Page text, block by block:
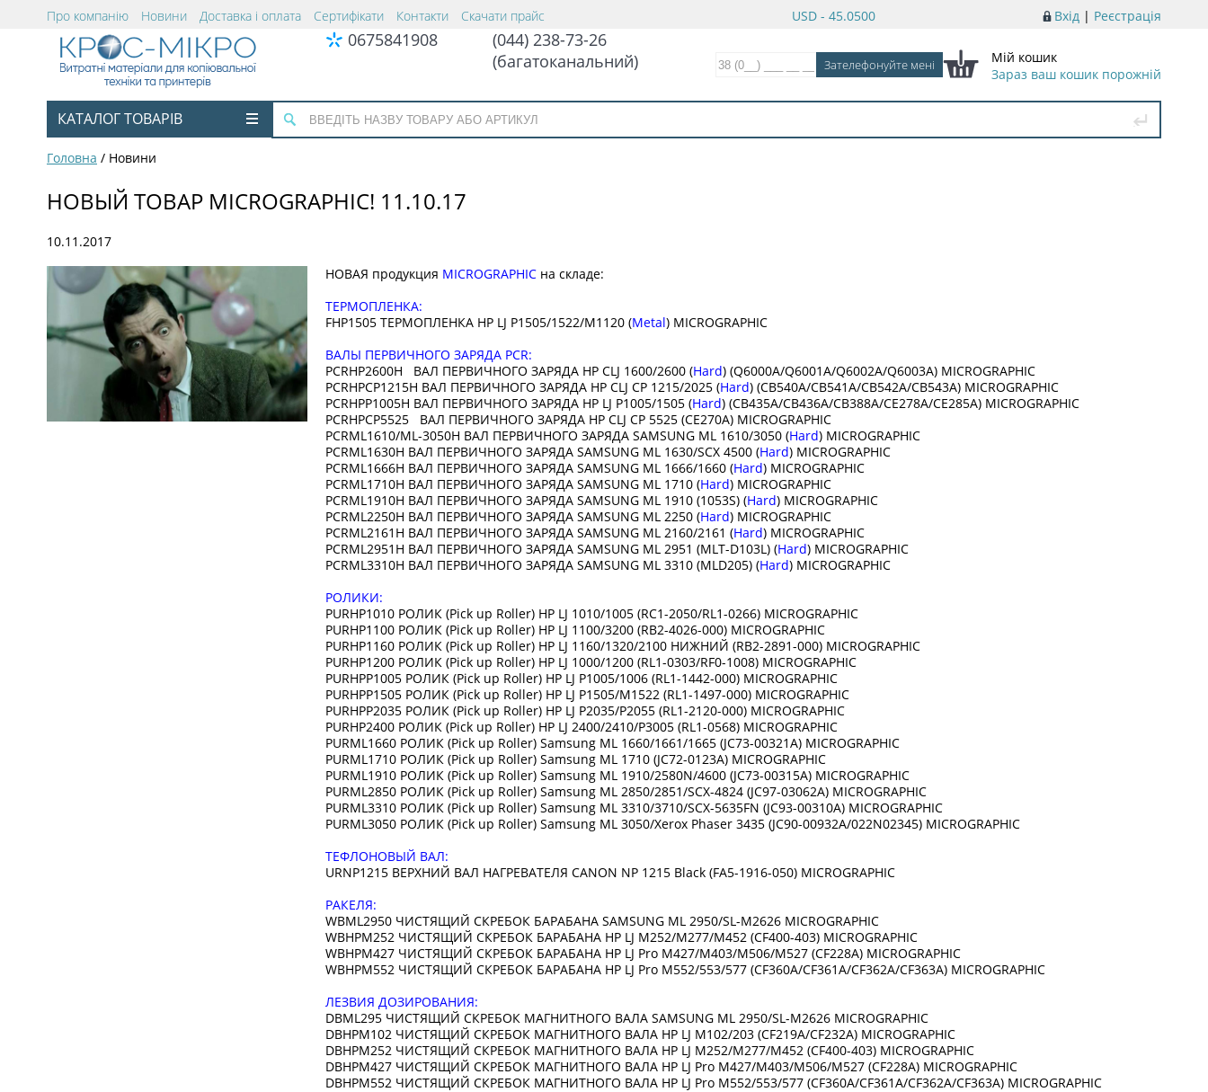
Вхід | Реєстрація
USD - 45.0500
Про компанію Новини Доставка і оплата Сертифікати Контакти Скачати прайс
0675841908
(044) 238-73-26
(багатоканальний)
Мій кошик
Зараз ваш кошик порожній
КАТАЛОГ ТОВАРІВ
Головна / Новини
НОВЫЙ ТОВАР MICROGRAPHIC! 11.10.17
10.11.2017
НОВАЯ продукция MICROGRAPHIC на складе:
ТЕРМОПЛЕНКА:
FHP1505 ТЕРМОПЛЕНКА HP LJ P1505/1522/M1120 (Metal) MICROGRAPHIC
ВАЛЫ ПЕРВИЧНОГО ЗАРЯДА PCR:
PCRHP2600H ВАЛ ПЕРВИЧНОГО ЗАРЯДА HP CLJ 1600/2600 (Hard) (Q6000A/Q6001A/Q6002A/Q6003A) MICROGRAPHIC
PCRHPCP1215H ВАЛ ПЕРВИЧНОГО ЗАРЯДА HP CLJ CP 1215/2025 (Hard) (CB540A/CB541A/CB542A/CB543A) MICROGRAPHIC
PCRHPP1005H ВАЛ ПЕРВИЧНОГО ЗАРЯДА HP LJ P1005/1505 (Hard) (CB435A/CB436A/CB388A/CE278A/CE285A) MICROGRAPHIC
PCRHPCP5525 ВАЛ ПЕРВИЧНОГО ЗАРЯДА HP CLJ CP 5525 (CE270A) MICROGRAPHIC
PCRML1610/ML-3050H ВАЛ ПЕРВИЧНОГО ЗАРЯДА SAMSUNG ML 1610/3050 (Hard) MICROGRAPHIC
PCRML1630H ВАЛ ПЕРВИЧНОГО ЗАРЯДА SAMSUNG ML 1630/SCX 4500 (Hard) MICROGRAPHIC
PCRML1666H ВАЛ ПЕРВИЧНОГО ЗАРЯДА SAMSUNG ML 1666/1660 (Hard) MICROGRAPHIC
PCRML1710H ВАЛ ПЕРВИЧНОГО ЗАРЯДА SAMSUNG ML 1710 (Hard) MICROGRAPHIC
PCRML1910H ВАЛ ПЕРВИЧНОГО ЗАРЯДА SAMSUNG ML 1910 (1053S) (Hard) MICROGRAPHIC
PCRML2250H ВАЛ ПЕРВИЧНОГО ЗАРЯДА SAMSUNG ML 2250 (Hard) MICROGRAPHIC
PCRML2161H ВАЛ ПЕРВИЧНОГО ЗАРЯДА SAMSUNG ML 2160/2161 (Hard) MICROGRAPHIC
PCRML2951H ВАЛ ПЕРВИЧНОГО ЗАРЯДА SAMSUNG ML 2951 (MLT-D103L) (Hard) MICROGRAPHIC
PCRML3310H ВАЛ ПЕРВИЧНОГО ЗАРЯДА SAMSUNG ML 3310 (MLD205) (Hard) MICROGRAPHIC
РОЛИКИ:
PURHP1010 РОЛИК (Pick up Roller) HP LJ 1010/1005 (RC1-2050/RL1-0266) MICROGRAPHIC
PURHP1100 РОЛИК (Pick up Roller) HP LJ 1100/3200 (RB2-4026-000) MICROGRAPHIC
PURHP1160 РОЛИК (Pick up Roller) HP LJ 1160/1320/2100 НИЖНИЙ (RB2-2891-000) MICROGRAPHIC
PURHP1200 РОЛИК (Pick up Roller) HP LJ 1000/1200 (RL1-0303/RF0-1008) MICROGRAPHIC
PURHPP1005 РОЛИК (Pick up Roller) HP LJ P1005/1006 (RL1-1442-000) MICROGRAPHIC
PURHPP1505 РОЛИК (Pick up Roller) HP LJ P1505/M1522 (RL1-1497-000) MICROGRAPHIC
PURHPP2035 РОЛИК (Pick up Roller) HP LJ P2035/P2055 (RL1-2120-000) MICROGRAPHIC
PURHP2400 РОЛИК (Pick up Roller) HP LJ 2400/2410/P3005 (RL1-0568) MICROGRAPHIC
PURML1660 РОЛИК (Pick up Roller) Samsung ML 1660/1661/1665 (JC73-00321A) MICROGRAPHIC
PURML1710 РОЛИК (Pick up Roller) Samsung ML 1710 (JC72-0123A) MICROGRAPHIC
PURML1910 РОЛИК (Pick up Roller) Samsung ML 1910/2580N/4600 (JC73-00315A) MICROGRAPHIC
PURML2850 РОЛИК (Pick up Roller) Samsung ML 2850/2851/SCX-4824 (JC97-03062A) MICROGRAPHIC
PURML3310 РОЛИК (Pick up Roller) Samsung ML 3310/3710/SCX-5635FN (JC93-00310A) MICROGRAPHIC
PURML3050 РОЛИК (Pick up Roller) Samsung ML 3050/Xerox Phaser 3435 (JC90-00932A/022N02345) MICROGRAPHIC
ТЕФЛОНОВЫЙ ВАЛ:
URNP1215 ВЕРХНИЙ ВАЛ НАГРЕВАТЕЛЯ CANON NP 1215 Black (FA5-1916-050) MICROGRAPHIC
РАКЕЛЯ:
WBML2950 ЧИСТЯЩИЙ СКРЕБОК БАРАБАНА SAMSUNG ML 2950/SL-M2626 MICROGRAPHIC
WBHPM252 ЧИСТЯЩИЙ СКРЕБОК БАРАБАНА HP LJ M252/M277/M452 (CF400-403) MICROGRAPHIC
WBHPM427 ЧИСТЯЩИЙ СКРЕБОК БАРАБАНА HP LJ Pro M427/M403/M506/M527 (CF228A) MICROGRAPHIC
WBHPM552 ЧИСТЯЩИЙ СКРЕБОК БАРАБАНА HP LJ Pro M552/553/577 (CF360A/CF361A/CF362A/CF363A) MICROGRAPHIC
ЛЕЗВИЯ ДОЗИРОВАНИЯ:
DBML295 ЧИСТЯЩИЙ СКРЕБОК МАГНИТНОГО ВАЛА SAMSUNG ML 2950/SL-M2626 MICROGRAPHIC
DBHPM102 ЧИСТЯЩИЙ СКРЕБОК МАГНИТНОГО ВАЛА HP LJ M102/203 (CF219A/CF232A) MICROGRAPHIC
DBHPM252 ЧИСТЯЩИЙ СКРЕБОК МАГНИТНОГО ВАЛА HP LJ M252/M277/M452 (CF400-403) MICROGRAPHIC
DBHPM427 ЧИСТЯЩИЙ СКРЕБОК МАГНИТНОГО ВАЛА HP LJ Pro M427/M403/M506/M527 (CF228A) MICROGRAPHIC
DBHPM552 ЧИСТЯЩИЙ СКРЕБОК МАГНИТНОГО ВАЛА HP LJ Pro M552/553/577 (CF360A/CF361A/CF362A/CF363A) MICROGRAPHIC